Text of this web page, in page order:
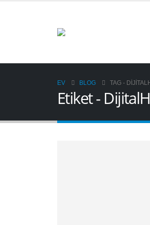
EV BLOG TAG -
Etiket -